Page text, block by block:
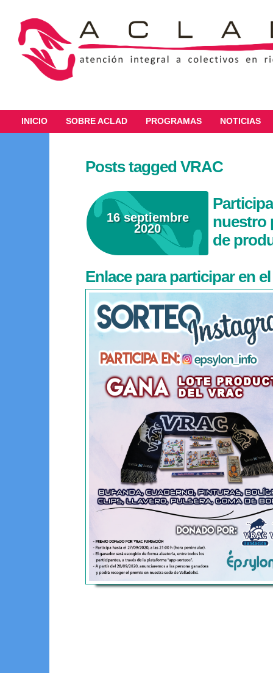
INICIO SOBRE ACLAD PROGRAMAS NOTICIAS
Posts tagged VRAC
16 septiembre
2020
nuestro
de
Enlace para participar en